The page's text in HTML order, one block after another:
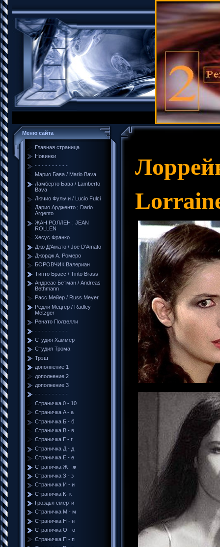
Меню сайта
Главная страница
Новинки
- - - - - - - - - -
Марио Бава / Mario Bava
Ламберто Бава / Lamberto
Bava
Лючио Фульчи / Lucio Fulci
Дарио Ардженто ; Dario
Argento
ЖАН РОЛЛЕН ; JEAN
ROLLEN
Хесус Франко
Джо Д’Амато / Joe D'Amato
Джордж A. Ромеро
БОРОВЧИК Валериан
Тинто Брасс / Tinto Brass
Андреас Бетман / Andreas
Bethmann
Расс Мейер / Russ Meyer
Редли Мецгер / Radley
Metzger
Ренато Ползелли
- - - - - - - - - -
Студия Хаммер
Студия Трома
Трэш
дополнение 1
дополнение 2
дополнение 3
- - - - - - - - - -
Страничка 0 - 10
Страничка A - a
Страничка Б - б
Страничка В - в
Cтраничка Г - г
Страничка Д - д
Cтраничка Е - е
Cтраничка Ж - ж
Страничка З - з
Страничка И - и
Страничка К- к
Гроздья смерти
Страничка М - м
Страничка Н - н
Страничка О - о
Страничка П - п